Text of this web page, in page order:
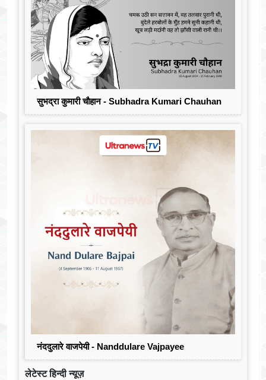
सुभद्रा कुमारी चौहान - Subhadra Kumari Chauhan
नंददुलारे वाजपेयी - Nanddulare Vajpayee
लेटेस्ट हिन्दी न्यूज़